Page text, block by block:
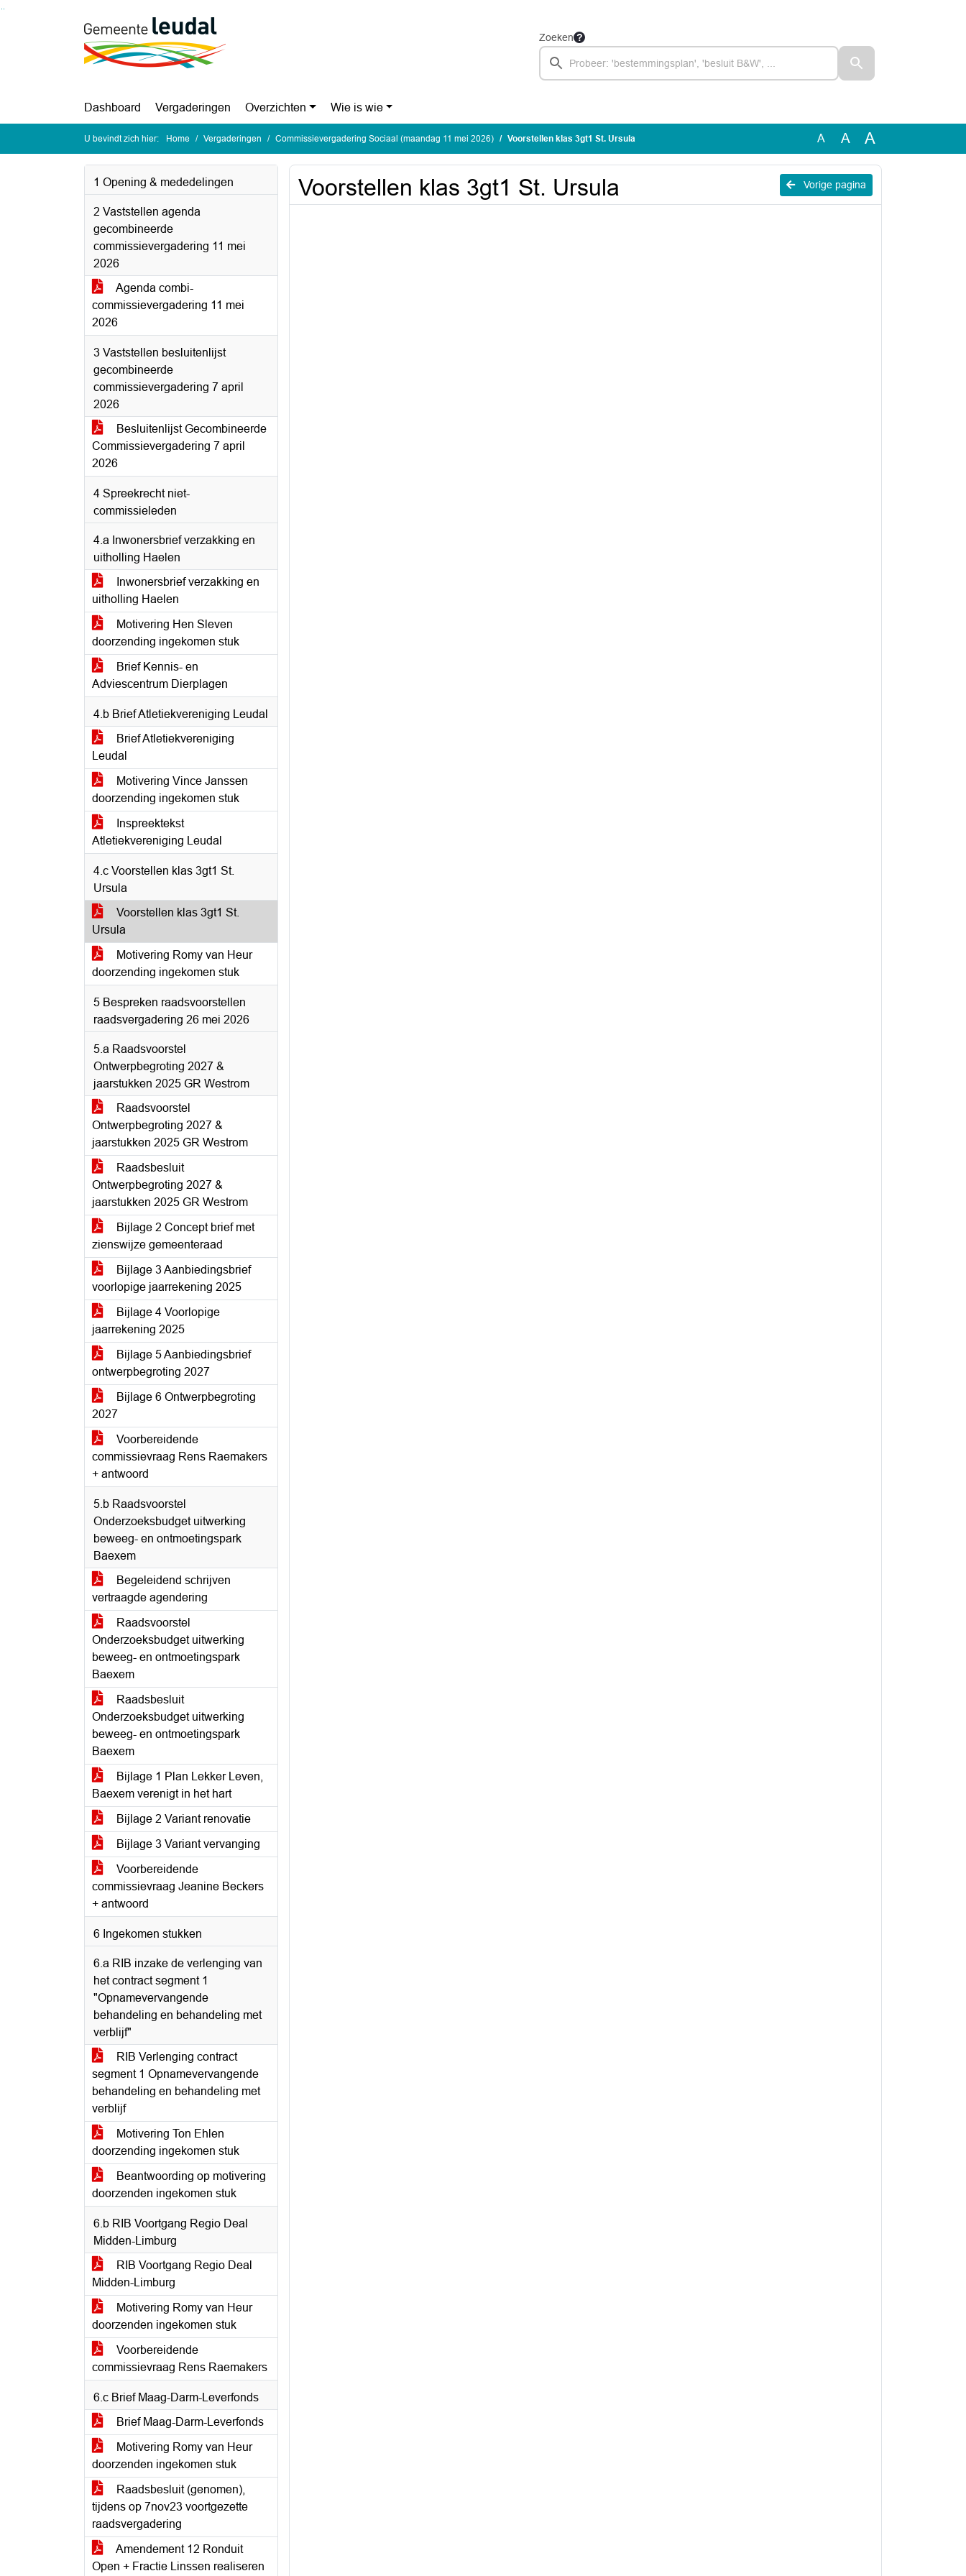
Ga naar de inhoud van deze pagina
Zoeken
Dashboard Vergaderingen Overzichten Wie is wie
U bevindt zich hier: Home Vergaderingen Commissievergadering Sociaal (maandag 11 mei 2026) Voorstellen klas 3gt1 St. Ursula A A A
1 Opening & mededelingen
2 Vaststellen agenda
gecombineerde
commissievergadering 11 mei
2026
Agenda combi-
commissievergadering 11 mei
2026
3 Vaststellen besluitenlijst
gecombineerde
commissievergadering 7 april
2026
Besluitenlijst Gecombineerde
Commissievergadering 7 april
2026
4 Spreekrecht niet-
commissieleden
4.a Inwonersbrief verzakking en
uitholling Haelen
Inwonersbrief verzakking en
uitholling Haelen
Motivering Hen Sleven
doorzending ingekomen stuk
Brief Kennis- en
Adviescentrum Dierplagen
4.b Brief Atletiekvereniging Leudal
Brief Atletiekvereniging
Leudal
Motivering Vince Janssen
doorzending ingekomen stuk
Inspreektekst
Atletiekvereniging Leudal
4.c Voorstellen klas 3gt1 St.
Ursula
Voorstellen klas 3gt1 St.
Ursula
Motivering Romy van Heur
doorzending ingekomen stuk
5 Bespreken raadsvoorstellen
raadsvergadering 26 mei 2026
5.a Raadsvoorstel
Ontwerpbegroting 2027 &
jaarstukken 2025 GR Westrom
Raadsvoorstel
Ontwerpbegroting 2027 &
jaarstukken 2025 GR Westrom
Raadsbesluit
Ontwerpbegroting 2027 &
jaarstukken 2025 GR Westrom
Bijlage 2 Concept brief met
zienswijze gemeenteraad
Bijlage 3 Aanbiedingsbrief
voorlopige jaarrekening 2025
Bijlage 4 Voorlopige
jaarrekening 2025
Bijlage 5 Aanbiedingsbrief
ontwerpbegroting 2027
Bijlage 6 Ontwerpbegroting
2027
Voorbereidende
commissievraag Rens Raemakers
+ antwoord
5.b Raadsvoorstel
Onderzoeksbudget uitwerking
beweeg- en ontmoetingspark
Baexem
Begeleidend schrijven
vertraagde agendering
Raadsvoorstel
Onderzoeksbudget uitwerking
beweeg- en ontmoetingspark
Baexem
Raadsbesluit
Onderzoeksbudget uitwerking
beweeg- en ontmoetingspark
Baexem
Bijlage 1 Plan Lekker Leven,
Baexem verenigt in het hart
Bijlage 2 Variant renovatie
Bijlage 3 Variant vervanging
Voorbereidende
commissievraag Jeanine Beckers
+ antwoord
6 Ingekomen stukken
6.a RIB inzake de verlenging van
het contract segment 1
"Opnamevervangende
behandeling en behandeling met
verblijf"
RIB Verlenging contract
segment 1 Opnamevervangende
behandeling en behandeling met
verblijf
Motivering Ton Ehlen
doorzending ingekomen stuk
Beantwoording op motivering
doorzenden ingekomen stuk
6.b RIB Voortgang Regio Deal
Midden-Limburg
RIB Voortgang Regio Deal
Midden-Limburg
Motivering Romy van Heur
doorzenden ingekomen stuk
Voorbereidende
commissievraag Rens Raemakers
6.c Brief Maag-Darm-Leverfonds
Brief Maag-Darm-Leverfonds
Motivering Romy van Heur
doorzenden ingekomen stuk
Raadsbesluit (genomen),
tijdens op 7nov23 voortgezette
raadsvergadering
Amendement 12 Ronduit
Open + Fractie Linssen realiseren
Vorige pagina
Voorstellen klas 3gt1 St. Ursula